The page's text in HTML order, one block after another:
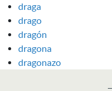
draga
drago
dragón
dragona
dragonazo